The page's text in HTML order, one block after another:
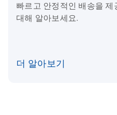
빠르고 안정적인 배송을
대해 알아보세요.
더 알아보기